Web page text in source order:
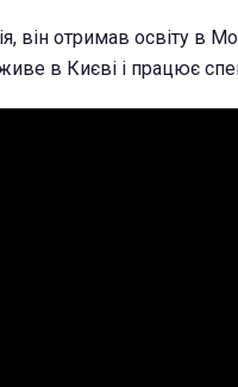
він отримав освіту в
в Києві і працює